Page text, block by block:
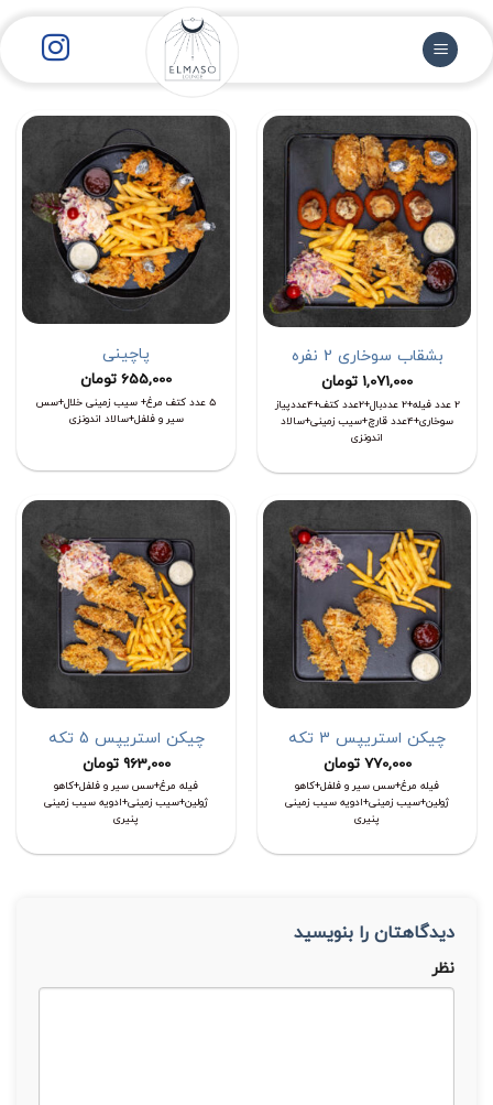
محتوا
بشقاب سوخاری 2 نفره
1,071,000 تومان
2 عدد فیله+2 عددبال+2عدد کتف+4عددپیاز
سوخاری+4عدد قارچ+سیب زمینی+سالاد
اندونزی
پاچینی
655,000 تومان
5 عدد کتف مرغ+ سیب زمینی خلال+سس
سیر و فلفل+سالاد اندونزی
چیکن استریپس 3 تکه
770,000 تومان
فیله مرغ+سس سیر و فلفل+کاهو
ژولین+سیب زمینی+ادویه سیب زمینی
پنیری
چیکن استریپس 5 تکه
963,000 تومان
فیله مرغ+سس سیر و فلفل+کاهو
ژولین+سیب زمینی+ادویه سیب زمینی
پنیری
دیدگاهتان را بنویسید
نظر